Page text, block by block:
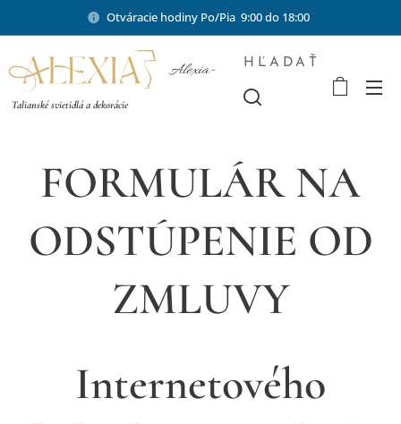
Otváracie hodiny Po/Pia 9:00 do 18:00
Alexia-
Talianské svietidlá a dekorácie
HĽADAŤ
FORMULÁR NA
ODSTÚPENIE OD
ZMLUVY
Internetového